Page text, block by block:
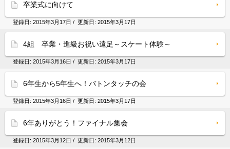
卒業式に向けて
登録日: 2015年3月17日 / 更新日: 2015年3月17日
4組 卒業・進級お祝い遠足～スケート体験～
登録日: 2015年3月16日 / 更新日: 2015年3月17日
6年生から5年生へ！バトンタッチの会
登録日: 2015年3月16日 / 更新日: 2015年3月17日
6年ありがとう！ファイナル集会
登録日: 2015年3月12日 / 更新日: 2015年3月12日